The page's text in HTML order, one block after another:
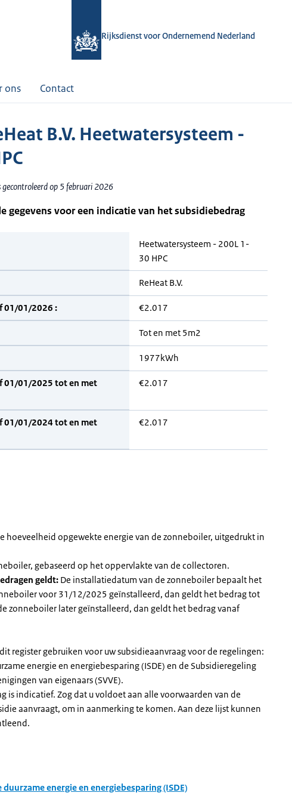
Rijksdienst voor Ondernemend Nederland
ons Contact
B.V. Heetwatersysteem -
gecontroleerd op 5 februari 2026
gegevens voor een indicatie van het subsidiebedrag
Heetwatersysteem - 200L 1-
30 HPC
ReHeat B.V.
01/01/2026 : €2.017
Tot en met 5m2
1977kWh
01/01/2025 tot en met
€2.017
01/01/2024 tot en met
€2.017
hoeveelheid opgewekte energie van de zonneboiler, uitgedrukt in
gebaseerd op het oppervlakte van de collectoren.
geldt: De installatiedatum van de zonneboiler bepaalt het
voor 31/12/2025 geïnstalleerd, dan geldt het bedrag tot
zonneboiler later geïnstalleerd, dan geldt het bedrag vanaf
register gebruiken voor uw subsidieaanvraag voor de regelingen:
energie en energiebesparing (ISDE) en de Subsidieregeling
van eigenaars (SVVE).
is indicatief. Zog dat u voldoet aan alle voorwaarden van de
aanvraagt, om in aanmerking te komen. Aan deze lijst kunnen
energie en energiebesparing (ISDE)